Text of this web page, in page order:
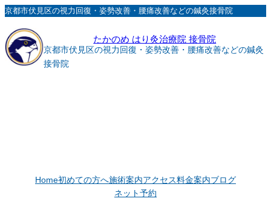
内
を
ス
キ
京都市伏見区の視力回復・姿勢改善・腰痛改善などの鍼灸接骨院
たかのめ はり灸治療院 接骨院
京都市伏見区の視力回復・姿勢改善・腰痛改善などの鍼灸
接骨院
Home初めての方へ施術案内アクセス料金案内ブログ
ネット予約